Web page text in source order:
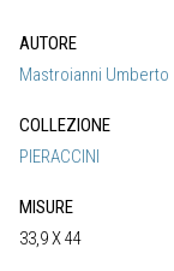
AUTORE
Mastroianni Umberto
COLLEZIONE
PIERACCINI
MISURE
33,9 X 44